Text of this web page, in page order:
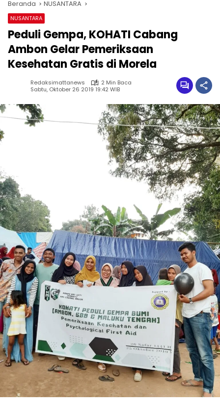
Beranda NUSANTARA
NUSANTARA
Peduli Gempa, KOHATI Cabang
Ambon Gelar Pemeriksaan
Kesehatan Gratis di Morela
Redaksimattanews
2 Min Baca
Sabtu, Oktober 26 2019 19:42 WIB